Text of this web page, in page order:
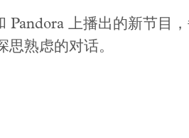
上播出的新节目
思熟虑的对话。